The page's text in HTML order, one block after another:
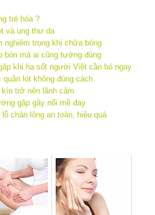
trẻ hóa ?
và ung thư da
nghiêm trọng khi chữa bỏng
bón mà ai cũng tưởng đúng
khi hạ sốt người Việt cần bỏ ngay
lót không đúng cách
trở nên lãnh cảm
gặp gây nổi mề đay
chân lông an toàn, hiệu quả